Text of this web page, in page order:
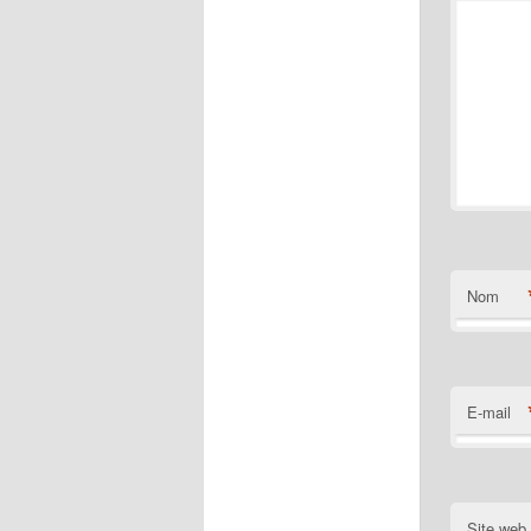
Nom
E-mail